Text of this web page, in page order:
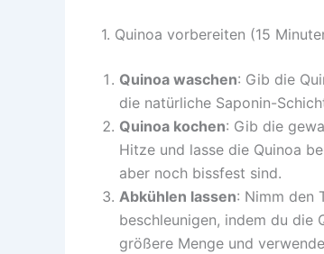
1. Quinoa vorbereiten (15
Quinoa waschen: Gib die
die natürliche Saponin-
Quinoa kochen: Gib die
Hitze und lasse die Quinoa
aber noch bissfest sind.
Abkühlen lassen: Nimm den
beschleunigen, indem du die
größere Menge und